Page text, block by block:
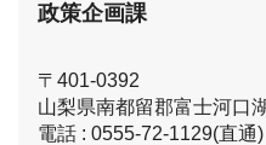
政策企画課
〒401-0392
山梨県南都留郡富士河口
電話 : 0555-72-1129(直通)